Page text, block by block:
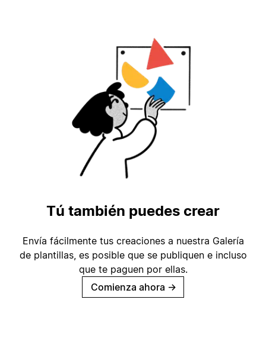
Tú también puedes crear
Envía fácilmente tus creaciones a nuestra Galería
de plantillas, es posible que se publiquen e incluso
que te paguen por ellas.
Comienza ahora →